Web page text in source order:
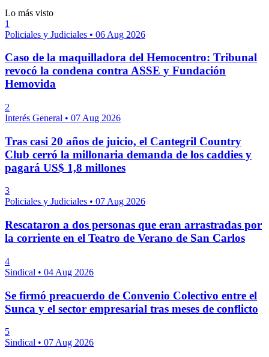
Lo más visto
1
Policiales y Judiciales • 06 Aug 2026
Caso de la maquilladora del Hemocentro: Tribunal
revocó la condena contra ASSE y Fundación
Hemovida
2
Interés General • 07 Aug 2026
Tras casi 20 años de juicio, el Cantegril Country
Club cerró la millonaria demanda de los caddies y
pagará US$ 1,8 millones
3
Policiales y Judiciales • 07 Aug 2026
Rescataron a dos personas que eran arrastradas por
la corriente en el Teatro de Verano de San Carlos
4
Sindical • 04 Aug 2026
Se firmó preacuerdo de Convenio Colectivo entre el
Sunca y el sector empresarial tras meses de conflicto
5
Sindical • 07 Aug 2026